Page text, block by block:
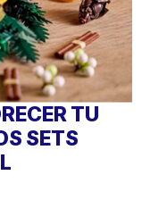
TU
SETS